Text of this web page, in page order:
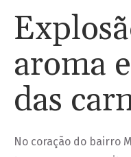
aroma
das
No coração do bairro